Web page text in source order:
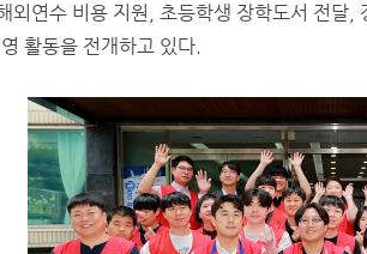
외연수 비용 지원, 초등학생 장학도서 전달,
활동을 전개하고 있다.